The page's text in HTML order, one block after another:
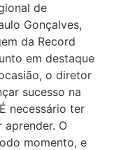
de
Gonçalves,
da Record
em destaque
o diretor
sucesso na
necessário ter
O
momento, e